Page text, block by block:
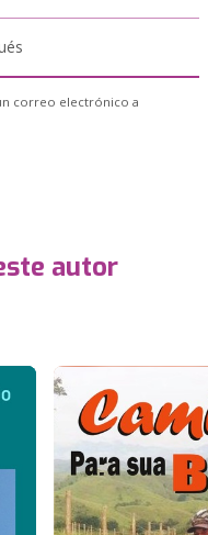
correo electrónico a
autor